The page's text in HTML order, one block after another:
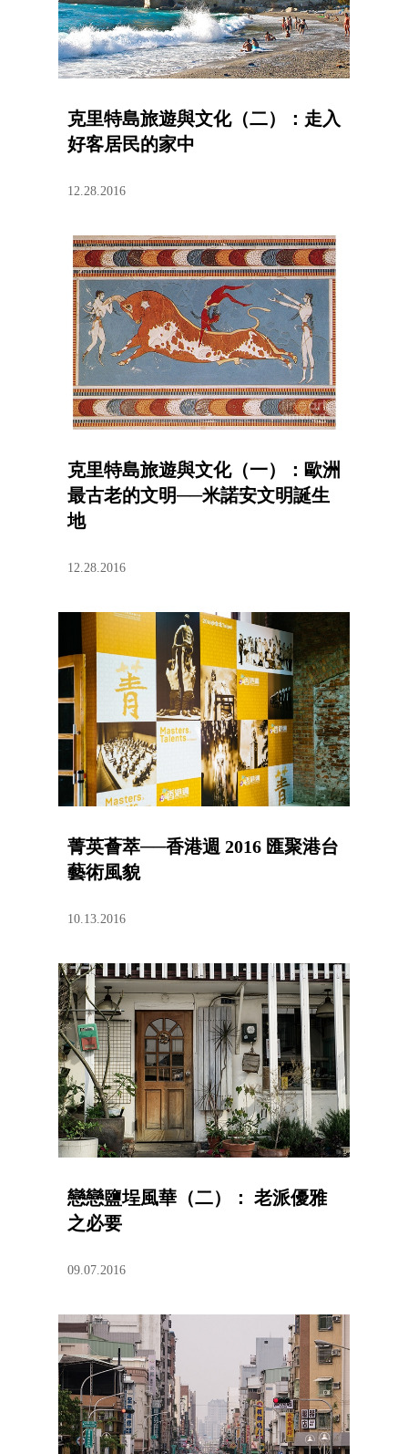
克里特島旅遊與文化（二）：走入
好客居民的家中
12.28.2016
克里特島旅遊與文化（一）：歐洲
最古老的文明──米諾安文明誕生
地
12.28.2016
菁英薈萃──香港週 2016 匯聚港台
藝術風貌
10.13.2016
戀戀鹽埕風華（二）： 老派優雅
之必要
09.07.2016